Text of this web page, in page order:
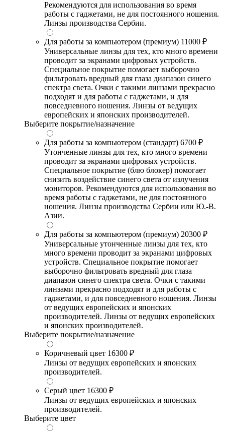
Рекомендуются для использования во время
работы с гаджетами, не для постоянного ношения.
Линзы производства Сербии.
Для работы за компьютером (премиум) 11000 ₽
Универсальные линзы для тех, кто много времени
проводит за экранами цифровых устройств.
Специальное покрытие помогает выборочно
фильтровать вредный для глаза диапазон синего
спектра света. Очки с такими линзами прекрасно
подходят и для работы с гаджетами, и для
повседневного ношения. Линзы от ведущих
европейских и японских производителей.
Выберите покрытие/назначение
Для работы за компьютером (стандарт) 6700 ₽
Утонченные линзы для тех, кто много времени
проводит за экранами цифровых устройств.
Специальное покрытие (блю блокер) помогает
снизить воздействие синего света от излучения
мониторов. Рекомендуются для использования во
время работы с гаджетами, не для постоянного
ношения. Линзы производства Сербии или Ю.-В.
Азии.
Для работы за компьютером (премиум) 20300 ₽
Универсальные утонченные линзы для тех, кто
много времени проводит за экранами цифровых
устройств. Специальное покрытие помогает
выборочно фильтровать вредный для глаза
диапазон синего спектра света. Очки с такими
линзами прекрасно подходят и для работы с
гаджетами, и для повседневного ношения. Линзы
от ведущих европейских и японских
производителей. Линзы от ведущих европейских
и японских производителей.
Выберите покрытие/назначение
Коричневый цвет 16300 ₽
Линзы от ведущих европейских и японских
производителей.
Серый цвет 16300 ₽
Линзы от ведущих европейских и японских
производителей.
Выберите цвет